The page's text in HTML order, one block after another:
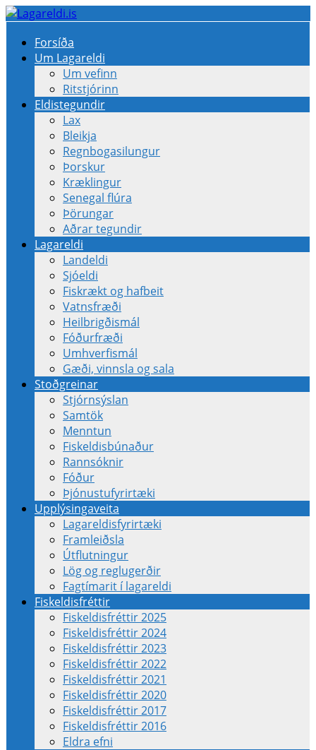
Forsíða
Um Lagareldi
Um vefinn
Ritstjórinn
Eldistegundir
Lax
Bleikja
Regnbogasilungur
Þorskur
Kræklingur
Senegal flúra
Þörungar
Aðrar tegundir
Lagareldi
Landeldi
Sjóeldi
Fiskrækt og hafbeit
Vatnsfræði
Heilbrigðismál
Fóðurfræði
Umhverfismál
Gæði, vinnsla og sala
Stoðgreinar
Stjórnsýslan
Samtök
Menntun
Fiskeldisbúnaður
Rannsóknir
Fóður
Þjónustufyrirtæki
Upplýsingaveita
Lagareldisfyrirtæki
Framleiðsla
Útflutningur
Lög og reglugerðir
Fagtímarit í lagareldi
Fiskeldisfréttir
Fiskeldisfréttir 2025
Fiskeldisfréttir 2024
Fiskeldisfréttir 2023
Fiskeldisfréttir 2022
Fiskeldisfréttir 2021
Fiskeldisfréttir 2020
Fiskeldisfréttir 2017
Fiskeldisfréttir 2016
Eldra efni